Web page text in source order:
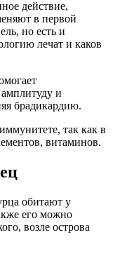
действие,
в первой
но есть и
лечат и каков
и
брадикардию.
так как в
витаминов.
обитают у
его можно
возле острова